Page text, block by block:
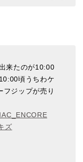
来たのが10:00
頃うちわケ
フジップが売り
ズ